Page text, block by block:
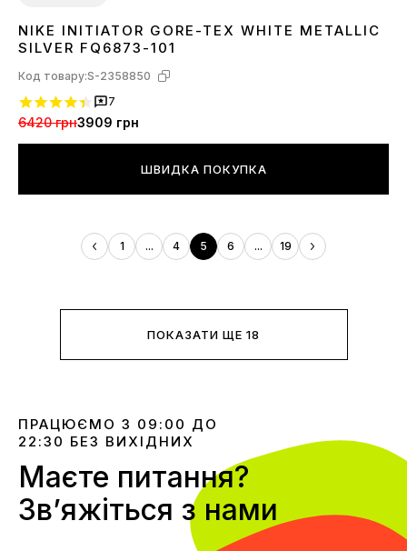
3637 38
NIKE INITIATOR GORE-TEX WHITE METALLIC
SILVER FQ6873-101
Код товару:S-2358850
7
6420 грн3909 грн
ШВИДКА ПОКУПКА
1 ... 4 5 6 ... 19
ПОКАЗАТИ ЩЕ 18
ПРАЦЮЄМО З 09:00 ДО
22:30 БЕЗ ВИХІДНИХ
Маєте питання?
Звʼяжіться з нами